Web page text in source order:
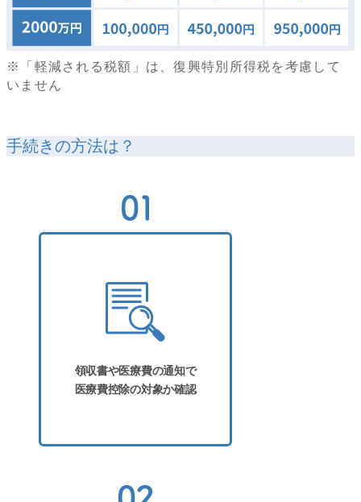
※「軽減される税額」は、復興特別所得税を考慮して
いません
手続きの方法は？
領収書や医療費の通知で
医療費控除の対象か確認